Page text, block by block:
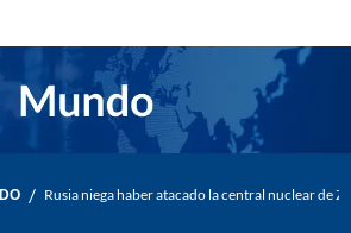
/ Rusia niega haber atacado la central nuclear de